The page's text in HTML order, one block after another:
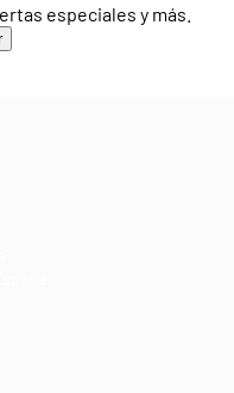
especiales y más.